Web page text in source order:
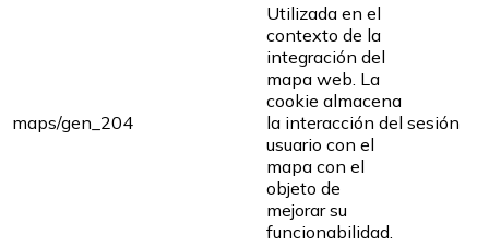
maps/gen_204
Utilizada en el
contexto de la
integración del
mapa web. La
cookie almacena
la interacción del
usuario con el
mapa con el
objeto de
mejorar su
funcionabilidad.
sesión